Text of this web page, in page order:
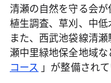
清瀬の自然を守る会
植生調査、草刈、中
また、西武池袋線清
瀬中里緑地保全地域
コース 」が整備されて